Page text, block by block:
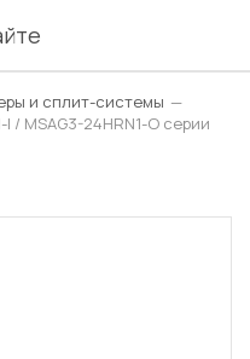
и сплит-системы —
/ MSAG3-24HRN1-O серии